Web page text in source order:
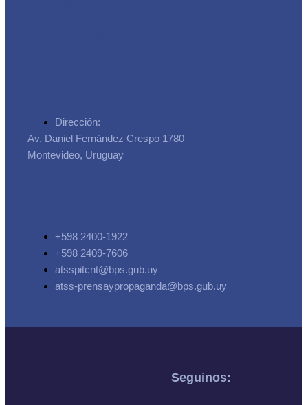
Dirección:
Av. Daniel Fernández Crespo 1780
Montevideo, Uruguay
+598 2400-1922
+598 2409-7606
atsspitcnt@bps.gub.uy
atss-prensaypropaganda@bps.gub.uy
Seguinos: